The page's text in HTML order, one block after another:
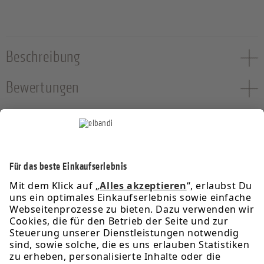
Beschreibung
Bewertungen
Service-Hotline
Informationen
Rechtliches
Über uns